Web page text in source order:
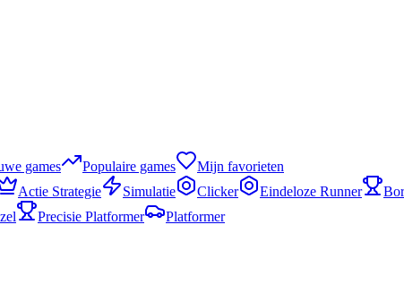
games Populaire games
Mijn favorieten
Actie Strategie Simulatie Clicker Eindeloze Runner
Precisie Platformer
Platformer